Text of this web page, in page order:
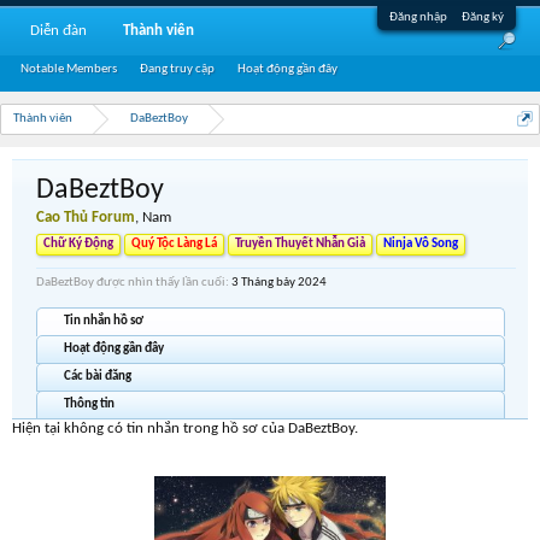
Đăng nhập Đăng ký
Thành viên DaBeztBoy
DaBeztBoy
Cao Thủ Forum, Nam
Chữ Ký Động Quý Tộc Làng Lá Truyền Thuyết Nhẫn Giả Ninja Vô Song
DaBeztBoy được nhìn thấy lần cuối: 3 Tháng bảy 2024
Tin nhắn hồ sơ
Hoạt động gần đây
Các bài đăng
Thông tin
Hiện tại không có tin nhắn trong hồ sơ của DaBeztBoy.
Diễn đàn Thành viên
Notable Members Đang truy cập Hoạt động gần đây